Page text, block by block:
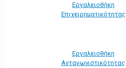
Εργαλειοθήκη
Eπιχειρηματικότητας
Εργαλειοθήκη
Ανταγωνιστικότητας